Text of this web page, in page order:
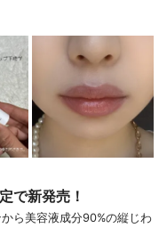
で新発売！
ら美容液成分90%の縦じわ